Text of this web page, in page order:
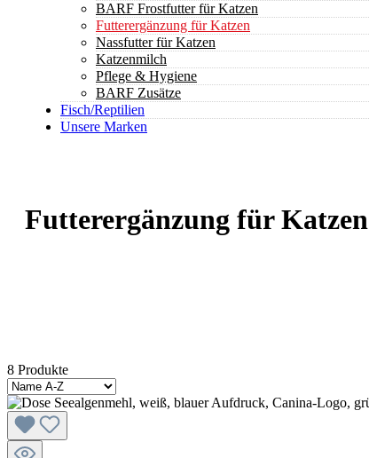
BARF Frostfutter für Katzen
Futterergänzung für Katzen
Nassfutter für Katzen
Katzenmilch
Pflege & Hygiene
BARF Zusätze
Fisch/Reptilien
Unsere Marken
Futterergänzung für Katzen
8 Produkte